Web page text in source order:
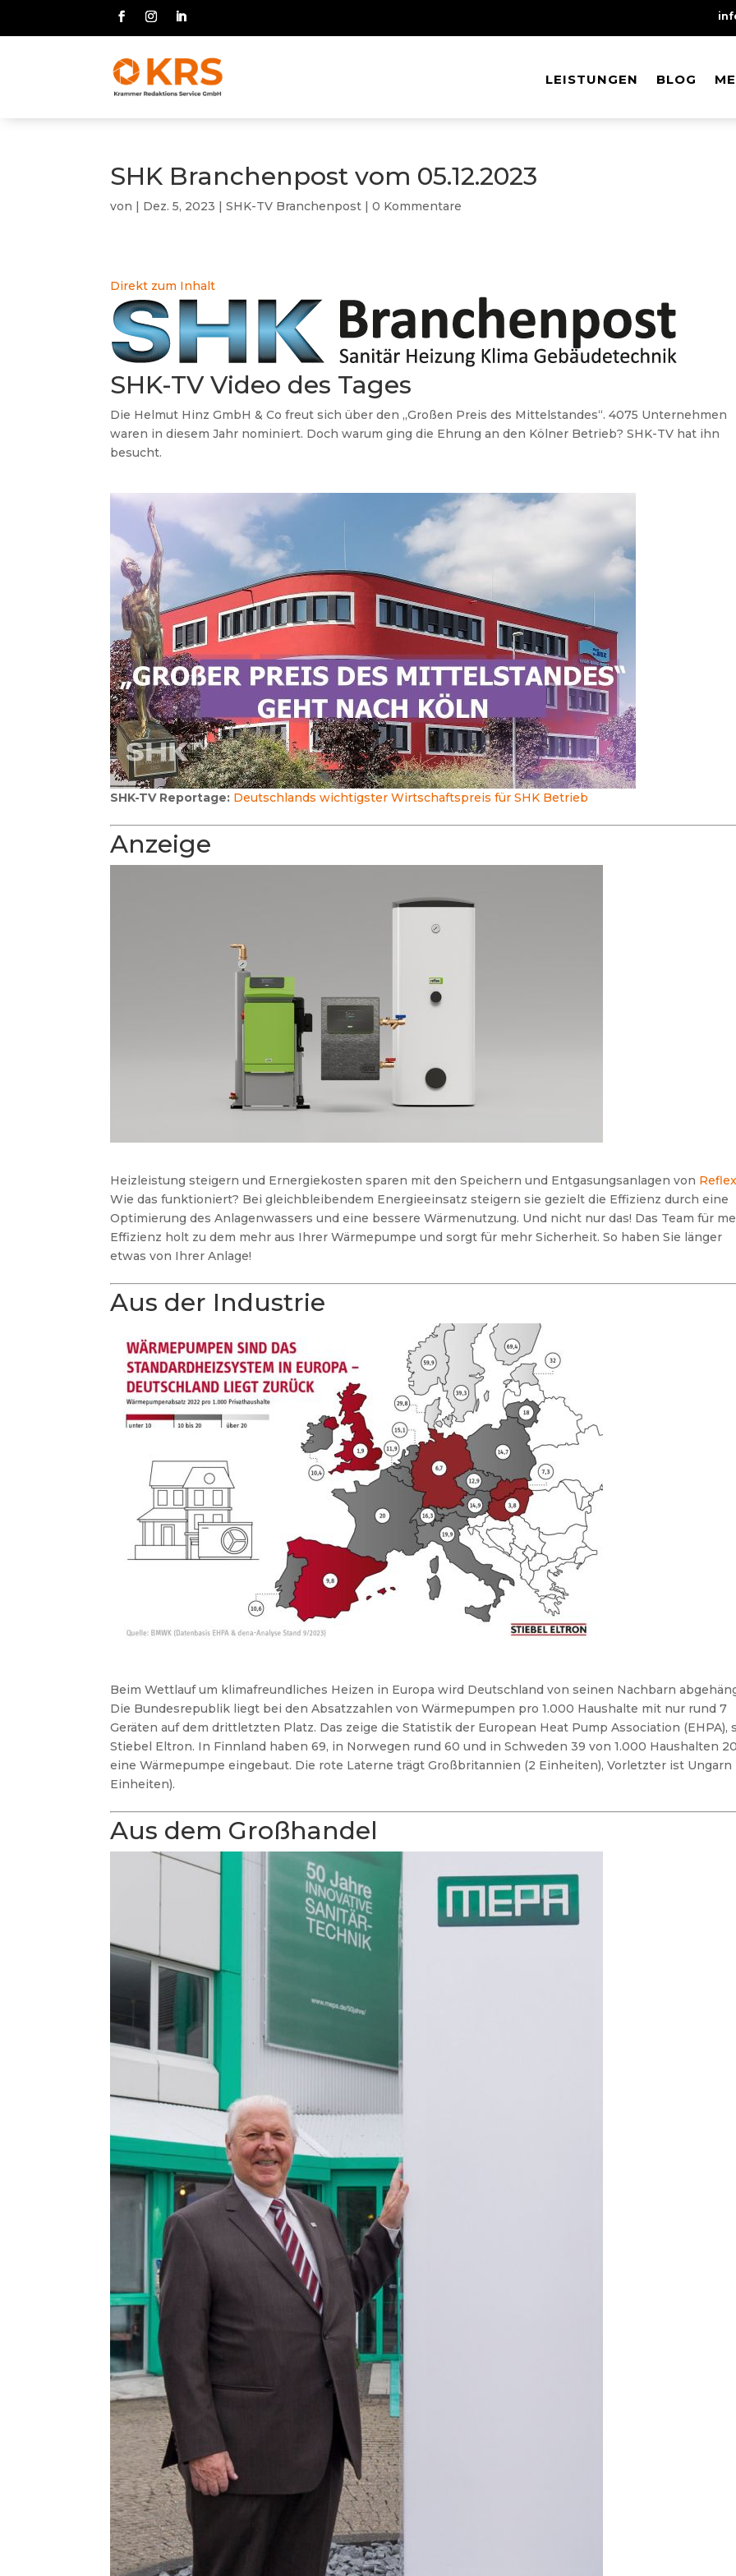
LEISTUNGEN BLOG
LEISTUNGEN BLOG
SHK Branchenpost vom 05.12.2023
von | Dez. 5, 2023 |SHK-TV Branchenpost |0 Kommentare
Direkt zum Inhalt
SHK-TV Video des Tages
Die Helmut Hinz GmbH & Co freut sich über den „Großen Preis des Mittelstandes“. 4075 Unternehmen
waren in diesem Jahr nominiert. Doch warum ging die Ehrung an den Kölner Betrieb? SHK-TV hat ihn
besucht.
SHK-TV Reportage: Deutschlands wichtigster Wirtschaftspreis für SHK Betrieb
Anzeige
Heizleistung steigern und Ernergiekosten sparen mit den Speichern und Entgasungsanlagen von Reflex
Wie das funktioniert? Bei gleichbleibendem Energieeinsatz steigern sie gezielt die Effizienz durch eine
Optimierung des Anlagenwassers und eine bessere Wärmenutzung. Und nicht nur das! Das Team für
Effizienz holt zu dem mehr aus Ihrer Wärmepumpe und sorgt für mehr Sicherheit. So haben Sie länger
etwas von Ihrer Anlage!
Aus der Industrie
Beim Wettlauf um klimafreundliches Heizen in Europa wird Deutschland von seinen Nachbarn
Die Bundesrepublik liegt bei den Absatzzahlen von Wärmepumpen pro 1.000 Haushalte mit nur rund 7
Geräten auf dem drittletzten Platz. Das zeige die Statistik der European Heat Pump Association (EHPA),
Stiebel Eltron. In Finnland haben 69, in Norwegen rund 60 und in Schweden 39 von 1.000 Haushalten
eine Wärmepumpe eingebaut. Die rote Laterne trägt Großbritannien (2 Einheiten), Vorletzter ist Ungarn
Einheiten).
Aus dem Großhandel